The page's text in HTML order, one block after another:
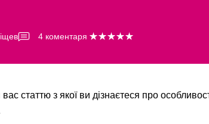
4 коментаря
статтю з якої ви дізнаєтеся про